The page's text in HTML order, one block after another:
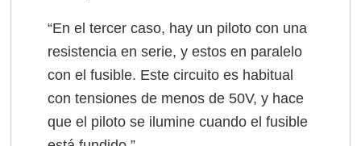
“En el tercer caso, hay un piloto con una
resistencia en serie, y estos en paralelo
con el fusible. Este circuito es habitual
con tensiones de menos de 50V, y hace
que el piloto se ilumine cuando el fusible